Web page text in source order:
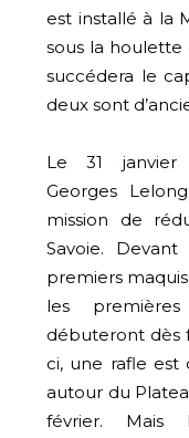
est installé à la
sous la houlette
succédera le
deux sont
Le 31 janvier
Georges
mission de
Savoie.
premiers
les
débuteront dès
ci, une rafle est
autour du
février. Mais